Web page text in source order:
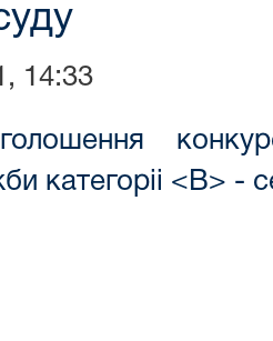
14:33
категорii <В> -